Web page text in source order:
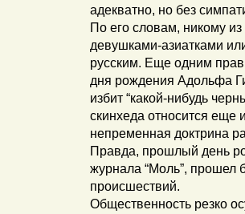
адекватно, но без
По его словам, никому из
девушками-азиатками
русским. Еще одним
дня рождения Адольфа
избит “какой-нибудь
скинхеда относится еще
непременная доктрина
Правда, прошлый день
журнала “Моль”, прошел
происшествий.
Общественность резко